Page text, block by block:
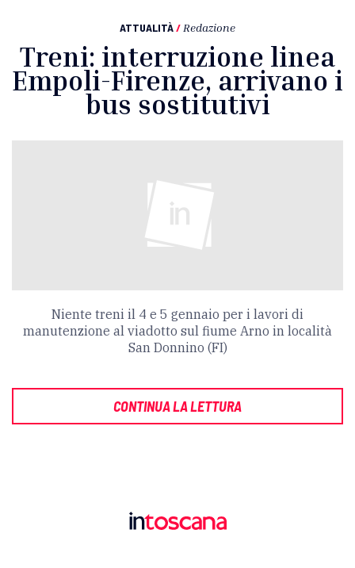
ATTUALITÀ/ Redazione
Treni: interruzione linea
Empoli-Firenze, arrivano i
bus sostitutivi
Niente treni il 4 e 5 gennaio per i lavori di
manutenzione al viadotto sul fiume Arno in località
San Donnino (FI)
CONTINUA LA LETTURA